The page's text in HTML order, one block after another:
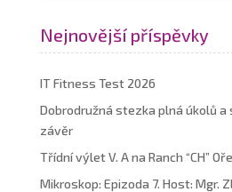
Nejnovější příspěvky
IT Fitness Test 2026
Dobrodružná stezka plná úkolů a
závěr
Třídní výlet V. A na Ranch “CH”
Mikroskop: Epizoda 7. Host: Mgr.